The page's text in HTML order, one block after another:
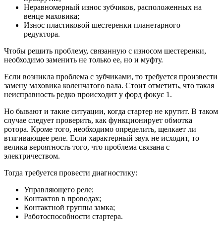
Неравномерный износ зубчиков, расположенных на
венце маховика;
Износ пластиковой шестеренки планетарного
редуктора.
Чтобы решить проблему, связанную с износом шестеренки,
необходимо заменить не только ее, но и муфту.
Если возникла проблема с зубчиками, то требуется произвести
замену маховика коленчатого вала. Стоит отметить, что такая
неисправность редко происходит у форд фокус 1.
Но бывают и такие ситуации, когда стартер не крутит. В таком
случае следует проверить, как функционирует обмотка
ротора. Кроме того, необходимо определить, щелкает ли
втягивающее реле. Если характерный звук не исходит, то
велика вероятность того, что проблема связана с
электричеством.
Тогда требуется провести диагностику:
Управляющего реле;
Контактов в проводах;
Контактной группы замка;
Работоспособности стартера.